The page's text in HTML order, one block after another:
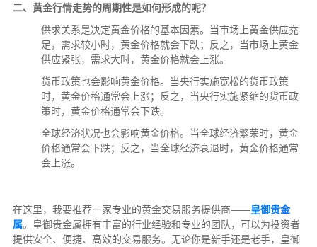
二、黄金行情走势的周期性是如何形成的呢？
供求关系是决定黄金价格的基本因素。当市场上黄金供应充
足，需求较小时，黄金价格就会下跌；反之，当市场上黄金
供应紧张，需求大时，黄金价格就会上涨。
货币政策也会影响黄金价格。当央行实施宽松的货币政策
时，黄金价格通常会上涨；反之，当央行实施紧缩的货币政
策时，黄金价格通常会下跌。
全球经济状况也会影响黄金价格。当全球经济繁荣时，黄金
价格通常会下跌；反之，当全球经济衰退时，黄金价格通常
会上涨。
在这里，我要推荐一家专业的黄金交易服务提供商——皇御贵金
属。皇御贵金属拥有丰富的行业经验和专业的团队，可以为投资者
提供安全、便捷、高效的交易服务。无论你是新手还是老手，皇御